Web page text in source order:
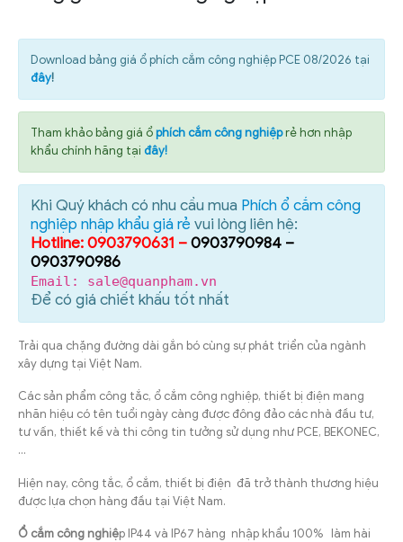
Download bảng giá ổ phích cắm công nghiệp PCE 08/2026 tại
đây!
Tham khảo bảng giá ổphích cắm công nghiệprẻ hơn nhập
khẩu chính hãng tại đây!
Khi Quý khách có nhu cầu mua Phích ổ cắm công
nghiệp nhập khẩu giá rẻ vui lòng liên hệ:
Hotline: 0903790631 –0903790984 –
0903790986
Email: sale@quanpham.vn
Để có giá chiết khấu tốt nhất
Trải qua chặng đường dài gắn bó cùng sự phát triển của ngành
xây dựng tại Việt Nam.
Các sản phẩm công tắc, ổ cắm công nghiệp, thiết bị điện mang
nhãn hiệu có tên tuổi ngày càng được đông đảo các nhà đầu tư,
tư vấn, thiết kế và thi công tin tưởng sử dụng như PCE, BEKONEC,
…
Hiện nay, công tắc, ổ cắm, thiết bị điện đã trở thành thương hiệu
được lựa chọn hàng đầu tại Việt Nam.
Ổ cắm công nghiệp IP44 và IP67 hàng nhập khẩu 100% làm hài